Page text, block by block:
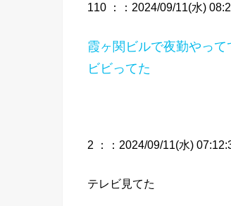
110 ： ：2024/09/11(水)
霞ヶ関ビルで夜勤やっ
ビビってた
2 ： ：2024/09/11(水)
テレビ見てた